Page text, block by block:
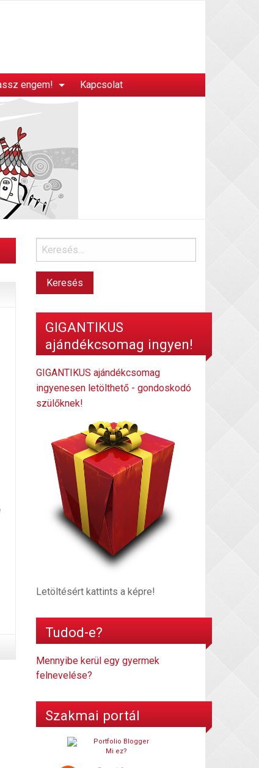
engem! Kapcsolat
GIGANTIKUS
ajándékcsomag ingyen!
GIGANTIKUS ajándékcsomag
ingyenesen letölthető - gondoskodó
szülőknek!
Letöltésért kattints a képre!
Tudod-e?
Mennyibe kerül egy gyermek
felnevelése?
Szakmai portál
Mi ez?